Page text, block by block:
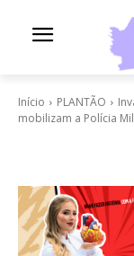
Início PLANTÃO
mobilizam a Polícia